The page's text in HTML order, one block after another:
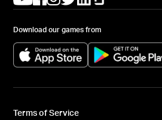
Download our games from
(opens in a new tab)
Terms of Service